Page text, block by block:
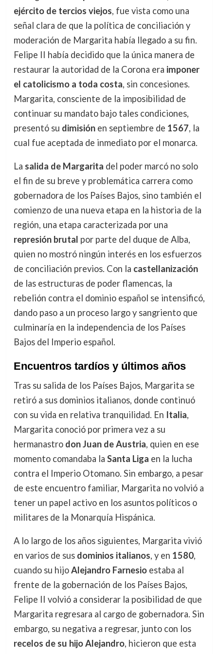
ejército de tercios viejos, fue vista como una
señal clara de que la política de conciliación y
moderación de Margarita había llegado a su fin.
Felipe II había decidido que la única manera de
restaurar la autoridad de la Corona era imponer
el catolicismo a toda costa, sin concesiones.
Margarita, consciente de la imposibilidad de
continuar su mandato bajo tales condiciones,
presentó su dimisiónen septiembre de 1567, la
cual fue aceptada de inmediato por el monarca.
La salida de Margarita del poder marcó no solo
el fin de su breve y problemática carrera como
gobernadora de los Países Bajos, sino también el
comienzo de una nueva etapa en la historia de la
región, una etapa caracterizada por una
represión brutal por parte del duque de Alba,
quien no mostró ningún interés en los esfuerzos
de conciliación previos. Con la castellanización
de las estructuras de poder flamencas, la
rebelión contra el dominio español se intensificó,
dando paso a un proceso largo y sangriento que
culminaría en la independencia de los Países
Bajos del Imperio español.
Encuentros tardíos y últimos años
Tras su salida de los Países Bajos, Margarita se
retiró a sus dominios italianos, donde continuó
con su vida en relativa tranquilidad. En Italia,
Margarita conoció por primera vez a su
hermanastro don Juan de Austria, quien en ese
momento comandaba la Santa Liga en la lucha
contra el Imperio Otomano. Sin embargo, a pesar
de este encuentro familiar, Margarita no volvió a
tener un papel activo en los asuntos políticos o
militares de la Monarquía Hispánica.
A lo largo de los años siguientes, Margarita vivió
en varios de sus dominios italianos, y en 1580,
cuando su hijoAlejandro Farnesioestaba al
frente de la gobernación de los Países Bajos,
Felipe II volvió a considerar la posibilidad de que
Margarita regresara al cargo de gobernadora. Sin
embargo, su negativa a regresar, junto con los
recelos de su hijo Alejandro, hicieron que esta